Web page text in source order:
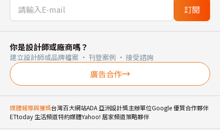
訂閱
你是設計師或廠商嗎？
建立設計師或品牌檔案 · 刊登案例 · 接受諮詢
廣告合作
媒體報導與獲獎台灣百大網站ADA 亞洲設計獎主辦單位Google 優質合作夥伴
ETtoday 生活頻道特約媒體Yahoo! 居家頻道策略夥伴